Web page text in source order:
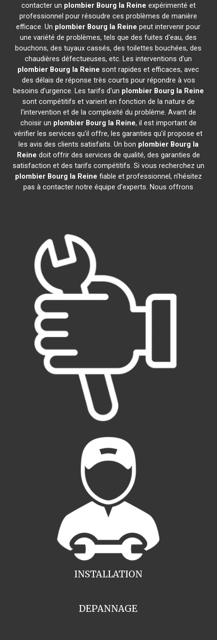
contacter un plombier Bourg la Reine expérimenté et
professionnel pour résoudre ces problèmes de manière
efficace. Un plombier Bourg la Reine peut intervenir pour
une variété de problèmes, tels que des fuites d'eau, des
bouchons, des tuyaux cassés, des toilettes bouchées, des
chaudières défectueuses, etc. Les interventions d'un
plombier Bourg la Reine sont rapides et efficaces, avec
des délais de réponse très courts pour répondre à vos
besoins d'urgence. Les tarifs d'un plombier Bourg la Reine
sont compétitifs et varient en fonction de la nature de
l'intervention et de la complexité du problème. Avant de
choisir un plombier Bourg la Reine, il est important de
vérifier les services qu'il offre, les garanties qu'il propose et
les avis des clients satisfaits. Un bon plombier Bourg la
Reine doit offrir des services de qualité, des garanties de
satisfaction et des tarifs compétitifs. Si vous recherchez un
plombier Bourg la Reine fiable et professionnel, n'hésitez
pas à contacter notre équipe d'experts. Nous offrons
INSTALLATION
DEPANNAGE